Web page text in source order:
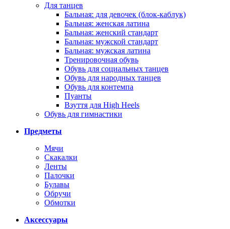
Для танцев
Бальная: для девочек (блок-каблук)
Бальная: женская латина
Бальная: женский стандарт
Бальная: мужской стандарт
Бальная: мужская латина
Тренировочная обувь
Обувь для социальных танцев
Обувь для народных танцев
Обувь для контемпа
Пуанты
Взуття для High Heels
Обувь для гимнастики
Предметы
Мячи
Скакалки
Ленты
Палочки
Булавы
Обручи
Обмотки
Аксессуары